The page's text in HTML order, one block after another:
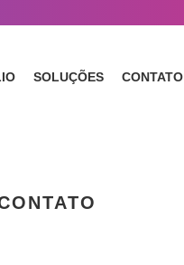
SOLUÇÕES CONTATO